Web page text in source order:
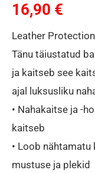
16,90 €
Leather
Tänu täiustatud
ja kaitseb see
ajal luksusliku
• Nahakaitse ja -
kaitseb
• Loob
mustuse ja plekid